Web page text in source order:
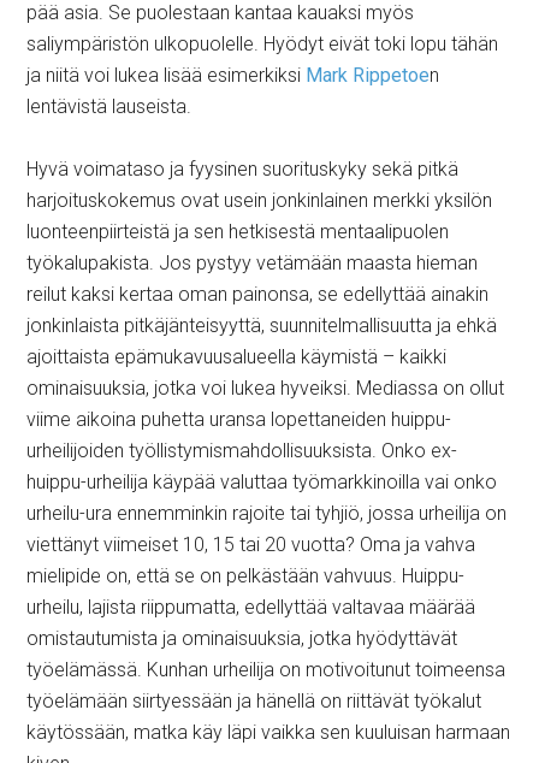
pää asia. Se puolestaan kantaa kauaksi myös
saliympäristön ulkopuolelle. Hyödyt eivät toki lopu tähän
ja niitä voi lukea lisää esimerkiksi Mark Rippetoen
lentävistä lauseista.
Hyvä voimataso ja fyysinen suorituskyky sekä pitkä
harjoituskokemus ovat usein jonkinlainen merkki yksilön
luonteenpiirteistä ja sen hetkisestä mentaalipuolen
työkalupakista. Jos pystyy vetämään maasta hieman
reilut kaksi kertaa oman painonsa, se edellyttää ainakin
jonkinlaista pitkäjänteisyyttä, suunnitelmallisuutta ja ehkä
ajoittaista epämukavuusalueella käymistä – kaikki
ominaisuuksia, jotka voi lukea hyveiksi. Mediassa on ollut
viime aikoina puhetta uransa lopettaneiden huippu-
urheilijoiden työllistymismahdollisuuksista. Onko ex-
huippu-urheilija käypää valuttaa työmarkkinoilla vai onko
urheilu-ura ennemminkin rajoite tai tyhjiö, jossa urheilija on
viettänyt viimeiset 10, 15 tai 20 vuotta? Oma ja vahva
mielipide on, että se on pelkästään vahvuus. Huippu-
urheilu, lajista riippumatta, edellyttää valtavaa määrää
omistautumista ja ominaisuuksia, jotka hyödyttävät
työelämässä. Kunhan urheilija on motivoitunut toimeensa
työelämään siirtyessään ja hänellä on riittävät työkalut
käytössään, matka käy läpi vaikka sen kuuluisan harmaan